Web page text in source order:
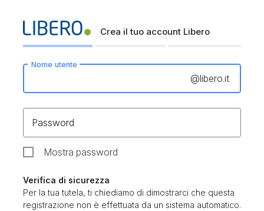
Crea il tuo account Libero
Nome utente
@libero.it
Password
Mostra password
Verifica di sicurezza
Per la tua tutela, ti chiediamo di dimostrarci che questa
registrazione non è effettuata da un sistema automatico.